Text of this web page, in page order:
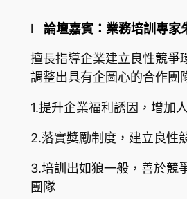
l 論壇嘉賓：業務培訓專家
擅長指導企業建立良性競爭
調整出具有企圖心的合作團
1.提升企業福利誘因，增加
2.落實獎勵制度，建立良性
3.培訓出如狼一般，善於競
團隊